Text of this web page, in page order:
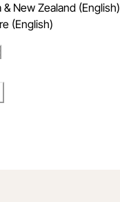
& New Zealand (English)
(English)